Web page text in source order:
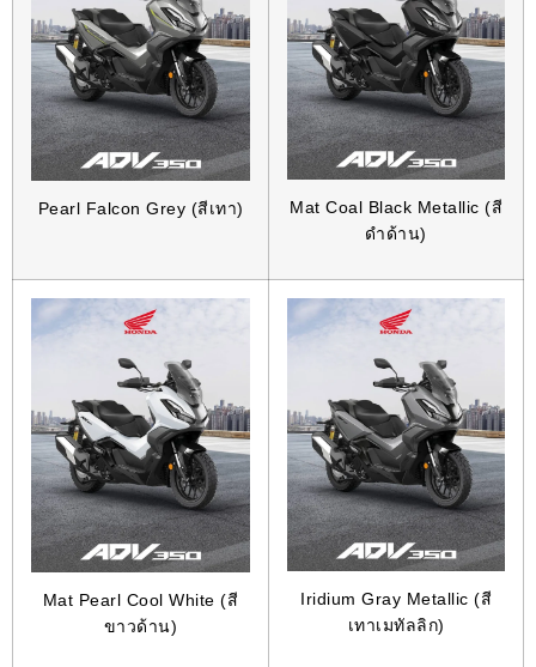
Pearl Falcon Grey (สีเทา)
Mat Coal Black Metallic (สี
ดำด้าน)
Mat Pearl Cool White (สี
ขาวด้าน)
Iridium Gray Metallic (สี
เทาเมทัลลิก)